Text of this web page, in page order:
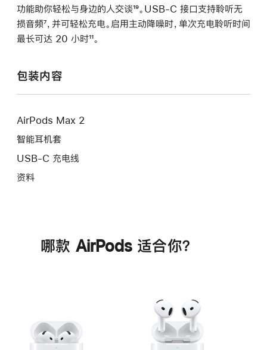
注
功能助你轻松与身边的人交谈脚
注
¹⁹。USB-C 接口支持聆听无
损音频脚
注
⁷，并可轻松充电。启用主动降噪时，单次充电聆听时间
最长可达 20 小时脚
¹¹。
包装内容
AirPods Max 2
智能耳机套
USB-C 充电线
资料
哪款 AirPods 适合你？